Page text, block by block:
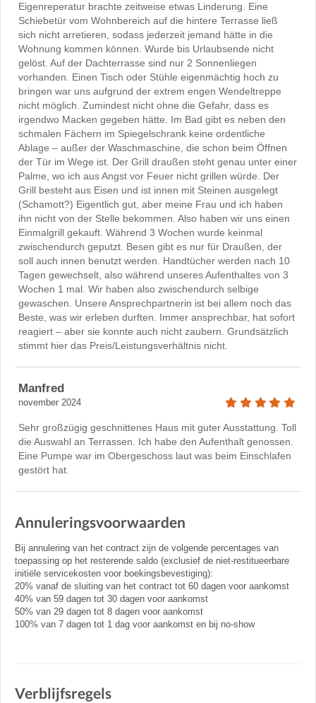
Eigenreperatur brachte zeitweise etwas Linderung. Eine
Schiebetür vom Wohnbereich auf die hintere Terrasse ließ
sich nicht arretieren, sodass jederzeit jemand hätte in die
Wohnung kommen können. Wurde bis Urlaubsende nicht
gelöst. Auf der Dachterrasse sind nur 2 Sonnenliegen
vorhanden. Einen Tisch oder Stühle eigenmächtig hoch zu
bringen war uns aufgrund der extrem engen Wendeltreppe
nicht möglich. Zumindest nicht ohne die Gefahr, dass es
irgendwo Macken gegeben hätte. Im Bad gibt es neben den
schmalen Fächern im Spiegelschrank keine ordentliche
Ablage – außer der Waschmaschine, die schon beim Öffnen
der Tür im Wege ist. Der Grill draußen steht genau unter einer
Palme, wo ich aus Angst vor Feuer nicht grillen würde. Der
Grill besteht aus Eisen und ist innen mit Steinen ausgelegt
(Schamott?) Eigentlich gut, aber meine Frau und ich haben
ihn nicht von der Stelle bekommen. Also haben wir uns einen
Einmalgrill gekauft. Während 3 Wochen wurde keinmal
zwischendurch geputzt. Besen gibt es nur für Draußen, der
soll auch innen benutzt werden. Handtücher werden nach 10
Tagen gewechselt, also während unseres Aufenthaltes von 3
Wochen 1 mal. Wir haben also zwischendurch selbige
gewaschen. Unsere Ansprechpartnerin ist bei allem noch das
Beste, was wir erleben durften. Immer ansprechbar, hat sofort
reagiert – aber sie konnte auch nicht zaubern. Grundsätzlich
stimmt hier das Preis/Leistungsverhältnis nicht.
Manfred
november 2024
Sehr großzügig geschnittenes Haus mit guter Ausstattung. Toll
die Auswahl an Terrassen. Ich habe den Aufenthalt genossen.
Eine Pumpe war im Obergeschoss laut was beim Einschlafen
gestört hat.
Annuleringsvoorwaarden
Bij annulering van het contract zijn de volgende percentages van
toepassing op het resterende saldo (exclusief de niet-restitueerbare
initiële servicekosten voor boekingsbevestiging):
20% vanaf de sluiting van het contract tot 60 dagen voor aankomst
40% van 59 dagen tot 30 dagen voor aankomst
50% van 29 dagen tot 8 dagen voor aankomst
100% van 7 dagen tot 1 dag voor aankomst en bij no-show
Verblijfsregels